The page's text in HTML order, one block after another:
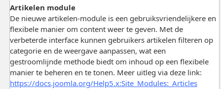
Artikelen module
De nieuwe artikelen-module is een gebruiksvriendelijkere en
flexibele manier om content weer te geven. Met de
verbeterde interface kunnen gebruikers artikelen filteren op
categorie en de weergave aanpassen, wat een
gestroomlijnde methode biedt om inhoud op een flexibele
manier te beheren en te tonen. Meer uitleg via deze link:
https://docs.joomla.org/Help5.x:Site_Modules:_Articles